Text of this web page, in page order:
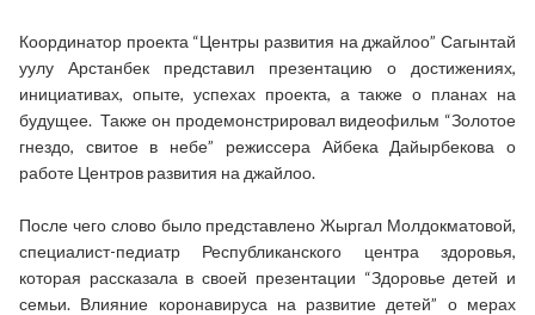
Координатор проекта “Центры развития на джайлоо” Сагынтай
уулу Арстанбек представил презентацию о достижениях,
инициативах, опыте, успехах проекта, а также о планах на
будущее. Также он продемонстрировал видеофильм “Золотое
гнездо, свитое в небе” режиссера Айбека Дайырбекова о
работе Центров развития на джайлоо.
После чего слово было представлено Жыргал Молдокматовой,
специалист-педиатр Республиканского центра здоровья,
которая рассказала в своей презентации “Здоровье детей и
семьи. Влияние коронавируса на развитие детей” о мерах